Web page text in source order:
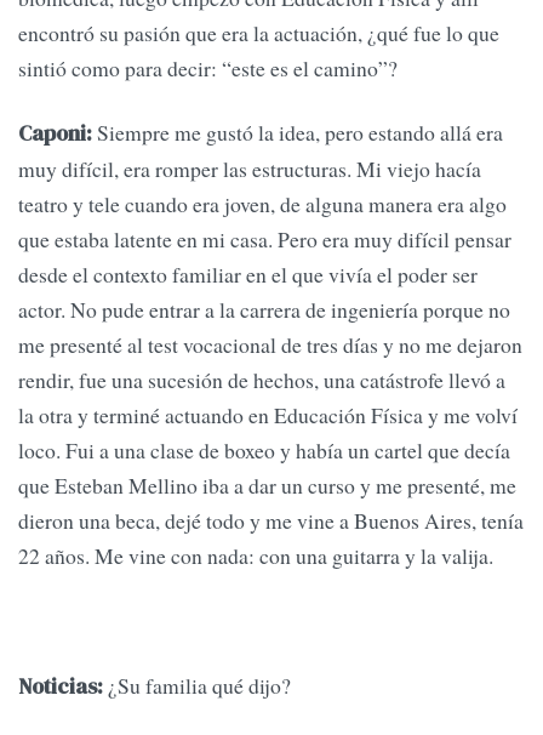
encontró su pasión que era la actuación, ¿qué fue lo que
sintió como para decir: “este es el camino”?
Caponi:Siempre me gustó la idea, pero estando allá era
muy difícil, era romper las estructuras. Mi viejo hacía
teatro y tele cuando era joven, de alguna manera era algo
que estaba latente en mi casa. Pero era muy difícil pensar
desde el contexto familiar en el que vivía el poder ser
actor. No pude entrar a la carrera de ingeniería porque no
me presenté al test vocacional de tres días y no me dejaron
rendir, fue una sucesión de hechos, una catástrofe llevó a
la otra y terminé actuando en Educación Física y me volví
loco. Fui a una clase de boxeo y había un cartel que decía
que Esteban Mellino iba a dar un curso y me presenté, me
dieron una beca, dejé todo y me vine a Buenos Aires, tenía
22 años. Me vine con nada: con una guitarra y la valija.
Noticias: ¿Su familia qué dijo?